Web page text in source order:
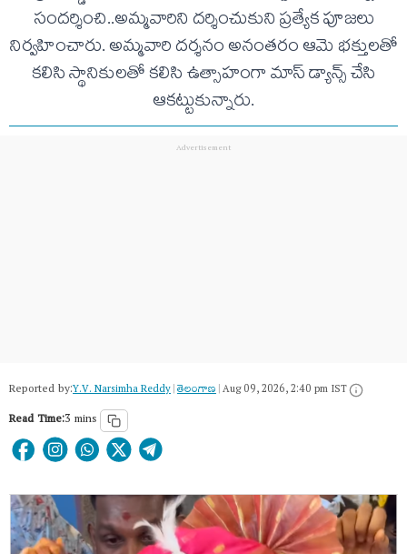
సందర్శించి..అమ్మవారిని దర్శించుకుని ప్రత్యేక పూజలు
నిర్వహించారు. అమ్మవారి దర్శనం అనంతరం ఆమె భక్తులతో
కలిసి స్థానికులతో కలిసి ఉత్సాహంగా మాస్ డ్యాన్స్ చేసి
ఆకట్టుకున్నారు.
Reported by:Y.V. Narsimha Reddy|తెలంగాణ‌|Aug 09, 2026, 2:40 pm IST
Read Time:3 mins